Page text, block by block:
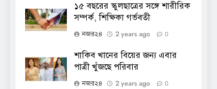
১৫ বছরের স্কুলছাত্রের সঙ্গে শারীরিক
সম্পর্ক, শিক্ষিকা গর্ভবতী
নজর২৪ 2 years ago 0
শাকিব খানের বিয়ের জন্য এবার
পাত্রী খুঁজছে পরিবার
নজর২৪ 2 years ago 0